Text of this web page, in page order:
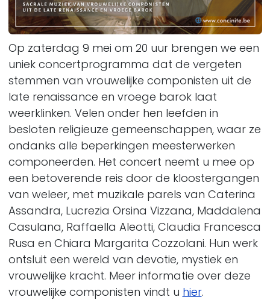
Op zaterdag 9 mei om 20 uur brengen we een
uniek concertprogramma dat de vergeten
stemmen van vrouwelijke componisten uit de
late renaissance en vroege barok laat
weerklinken. Velen onder hen leefden in
besloten religieuze gemeenschappen, waar ze
ondanks alle beperkingen meesterwerken
componeerden. Het concert neemt u mee op
een betoverende reis door de kloostergangen
van weleer, met muzikale parels van Caterina
Assandra, Lucrezia Orsina Vizzana, Maddalena
Casulana, Raffaella Aleotti, Claudia Francesca
Rusa en Chiara Margarita Cozzolani. Hun werk
ontsluit een wereld van devotie, mystiek en
vrouwelijke kracht. Meer informatie over deze
vrouwelijke componisten vindt u hier.